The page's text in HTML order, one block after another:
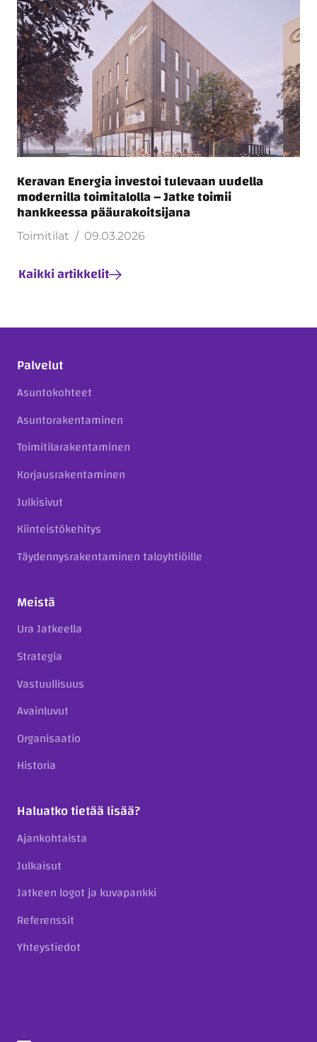
Keravan Energia investoi tulevaan uudella
modernilla toimitalolla – Jatke toimii
hankkeessa pääurakoitsijana
Toimitilat 09.03.2026
Kaikki artikkelit
Palvelut
Asuntokohteet
Asuntorakentaminen
Toimitilarakentaminen
Korjausrakentaminen
Julkisivut
Kiinteistökehitys
Täydennysrakentaminen taloyhtiöille
Meistä
Ura Jatkeella
Strategia
Vastuullisuus
Avainluvut
Organisaatio
Historia
Haluatko tietää lisää?
Ajankohtaista
Julkaisut
Jatkeen logot ja kuvapankki
Referenssit
Yhteystiedot